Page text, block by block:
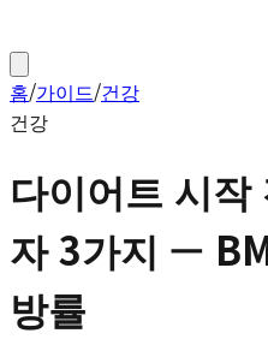
홈/가이드/건강
건강
다이어트 시작
자 3가지 —
방률